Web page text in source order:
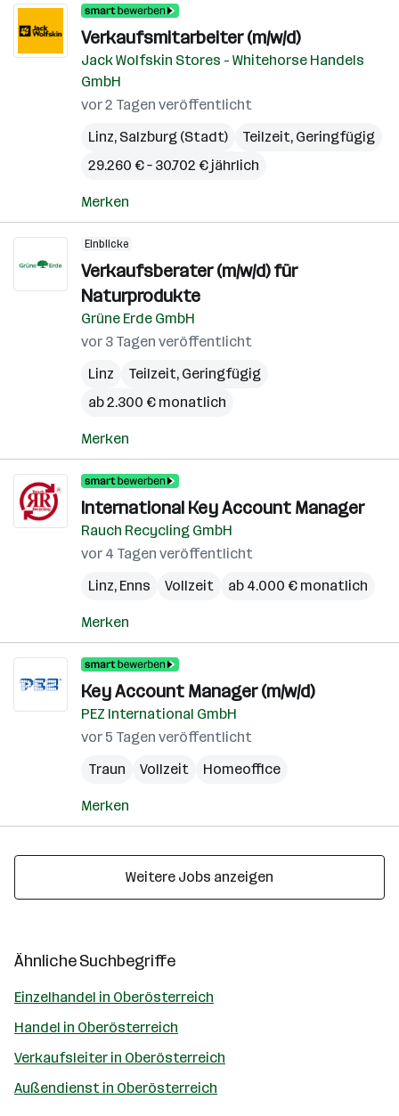
Verkaufsmitarbeiter (m/w/d)
Jack Wolfskin Stores - Whitehorse Handels
GmbH
vor 2 Tagen veröffentlicht
Linz, Salzburg (Stadt)
Teilzeit, Geringfügig
29.260 € – 30.702 € jährlich
Merken
Einblicke
Verkaufsberater (m/w/d) für
Naturprodukte
Grüne Erde GmbH
vor 3 Tagen veröffentlicht
Linz
Teilzeit, Geringfügig
ab 2.300 € monatlich
Merken
International Key Account Manager
Rauch Recycling GmbH
vor 4 Tagen veröffentlicht
Linz, Enns Vollzeit ab 4.000 € monatlich
Merken
Key Account Manager (m/w/d)
PEZ International GmbH
vor 5 Tagen veröffentlicht
Traun
Vollzeit Homeoffice
Merken
Weitere Jobs anzeigen
Ähnliche Suchbegriffe
Einzelhandel in Oberösterreich
Handel in Oberösterreich
Verkaufsleiter in Oberösterreich
Außendienst in Oberösterreich